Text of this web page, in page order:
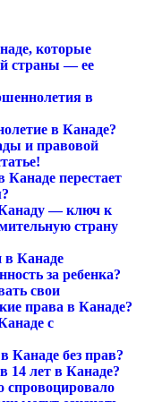
которые
страны — ее
в
в Канаде?
и правовой
Канаде перестает
— ключ к
страну
в Канаде
за ребенка?
свои
права в Канаде?
с
без прав?
лет в Канаде?
спровоцировало